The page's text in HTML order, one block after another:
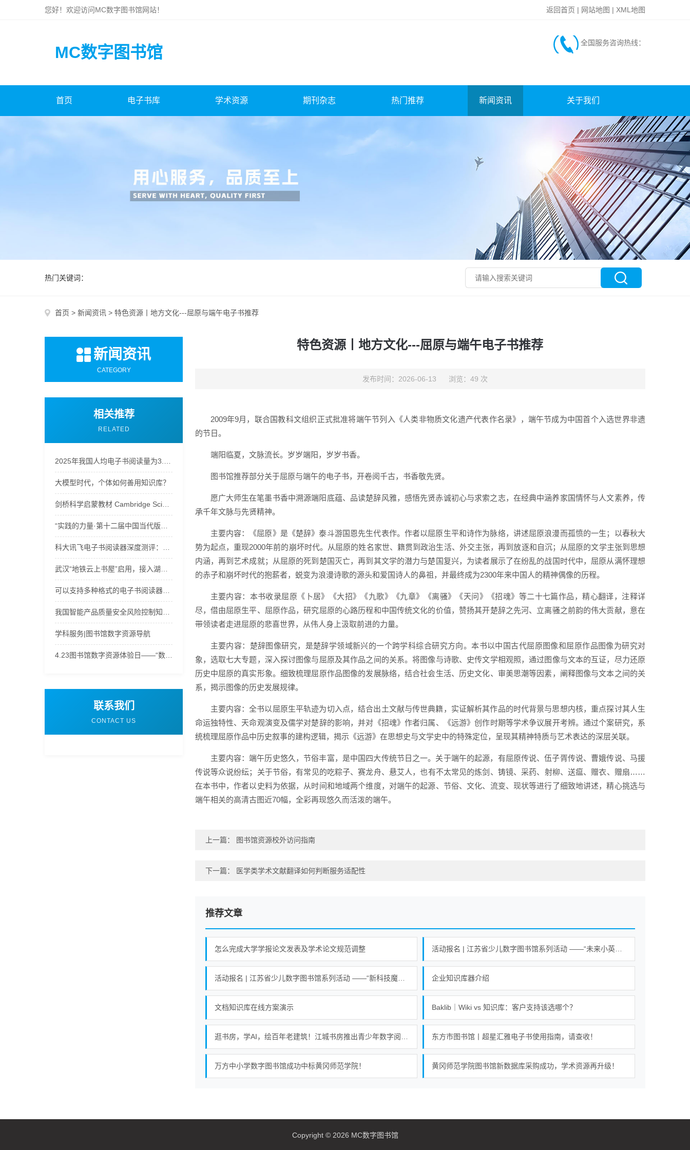
您好！欢迎访问MC数字图书馆网站！ 返回首页 | 网站地图 | XML地图
MC数字图书馆
全国服务咨询热线：
首页 电子书库 学术资源 期刊杂志 热门推荐 新闻资讯 关于我们
热门关键词：
首页 > 新闻资讯 > 特色资源丨地方文化---屈原与端午电子书推荐
新闻资讯
CATEGORY
相关推荐
RELATED
大模型时代，个体如何善用知识库？
学科服务|图书馆数字资源导航
联系我们
CONTACT US
特色资源丨地方文化---屈原与端午电子书推荐
发布时间：2026-06-13 浏览：49 次
2009年9月，联合国教科文组织正式批准将端午节列入《人类非物质文化遗产代表作名录》，端午节成为中国首个入选世界非遗
的节日。
端阳临夏，文脉流长。岁岁端阳，岁岁书香。
图书馆推荐部分关于屈原与端午的电子书，开卷阅千古，书香敬先贤。
愿广大师生在笔墨书香中溯源端阳底蕴、品读楚辞风雅，感悟先贤赤诚初心与求索之志，在经典中涵养家国情怀与人文素养，传
承千年文脉与先贤精神。
主要内容：《屈原》是《楚辞》泰斗游国恩先生代表作。作者以屈原生平和诗作为脉络，讲述屈原浪漫而孤愤的一生；以春秋大
势为起点，重现2000年前的崩坏时代。从屈原的姓名家世、籍贯到政治生活、外交主张，再到放逐和自沉；从屈原的文学主张到思想
内涵，再到艺术成就；从屈原的死到楚国灭亡，再到其文学的潜力与楚国复兴，为读者展示了在纷乱的战国时代中，屈原从满怀理想
的赤子和崩坏时代的抱薪者，蜕变为浪漫诗歌的源头和爱国诗人的鼻祖，并最终成为2300年来中国人的精神偶像的历程。
主要内容：本书收录屈原《卜居》《大招》《九歌》《九章》《离骚》《天问》《招魂》等二十七篇作品，精心翻译，注释详
尽，借由屈原生平、屈原作品，研究屈原的心路历程和中国传统文化的价值，赞扬其开楚辞之先河、立离骚之前韵的伟大贡献，意在
带领读者走进屈原的悲喜世界，从伟人身上汲取前进的力量。
主要内容：楚辞图像研究，是楚辞学领域新兴的一个跨学科综合研究方向。本书以中国古代屈原图像和屈原作品图像为研究对
象，选取七大专题，深入探讨图像与屈原及其作品之间的关系。将图像与诗歌、史传文学相观照，通过图像与文本的互证，尽力还原
历史中屈原的真实形象。细致梳理屈原作品图像的发展脉络，结合社会生活、历史文化、审美思潮等因素，阐释图像与文本之间的关
系，揭示图像的历史发展规律。
主要内容：全书以屈原生平轨迹为切入点，结合出土文献与传世典籍，实证解析其作品的时代背景与思想内核，重点探讨其人生
命运独特性、天命观演变及儒学对楚辞的影响，并对《招魂》作者归属、《远游》创作时期等学术争议展开考辨。通过个案研究，系
统梳理屈原作品中历史叙事的建构逻辑，揭示《远游》在思想史与文学史中的特殊定位，呈现其精神特质与艺术表达的深层关联。
主要内容：端午历史悠久，节俗丰富，是中国四大传统节日之一。关于端午的起源，有屈原传说、伍子胥传说、曹娥传说、马援
传说等众说纷纭；关于节俗，有常见的吃粽子、赛龙舟、悬艾人，也有不太常见的炼剑、铸镜、采药、射柳、送瘟、赠衣、赠扇……
在本书中，作者以史料为依据，从时间和地域两个维度，对端午的起源、节俗、文化、流变、现状等进行了细致地讲述，精心挑选与
端午相关的高清古图近70幅，全彩再现悠久而活泼的端午。
上一篇： 图书馆资源校外访问指南
下一篇： 医学类学术文献翻译如何判断服务适配性
推荐文章
怎么完成大学学报论文发表及学术论文规范调整
活动报名 | 江苏省少儿数字图书馆系列活动 ——“新科技魔力探索营”活动 企业知识库器介绍
文档知识库在线方案演示 Baklib｜Wiki vs 知识库：客户支持该选哪个？
东方市图书馆丨超星汇雅电子书使用指南，请查收！
万方中小学数字图书馆成功中标黄冈师范学院！ 黄冈师范学院图书馆新数据库采购成功，学术资源再升级！
Copyright © 2026 MC数字图书馆